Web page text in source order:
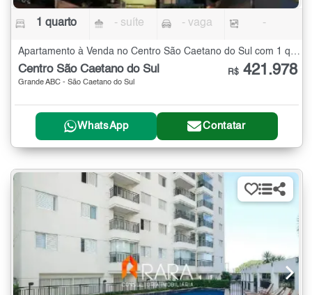
1 quarto - suíte - vaga -
Apartamento à Venda no Centro São Caetano do Sul com 1 quarto
Centro São Caetano do Sul
Grande ABC - São Caetano do Sul
R$ 421.978
WhatsApp Contatar